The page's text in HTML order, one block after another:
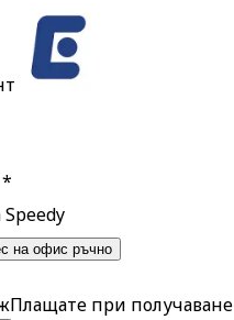
*
на офис ръчно
Плащате при получаване